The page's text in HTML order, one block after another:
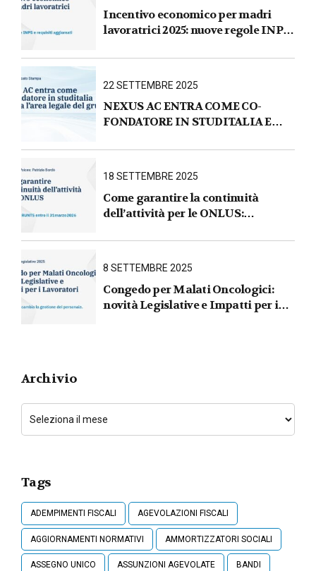
Incentivo economico per madri
lavoratrici 2025: nuove regole INPS
22 SETTEMBRE 2025
NEXUS AC ENTRA COME CO-
FONDATORE IN STUDITALIA E
GRUPPO
18 SETTEMBRE 2025
Come garantire la continuità
dell’attività per le ONLUS :
31 marzo 2026
8 SETTEMBRE 2025
Congedo per Malati Oncologici:
novità Legislative e Impatti per i
Archivio
Tags
ADEMPIMENTI FISCALI AGEVOLAZIONI FISCALI
AGGIORNAMENTI NORMATIVI AMMORTIZZATORI SOCIALI
ASSEGNO UNICO ASSUNZIONI AGEVOLATE BANDI